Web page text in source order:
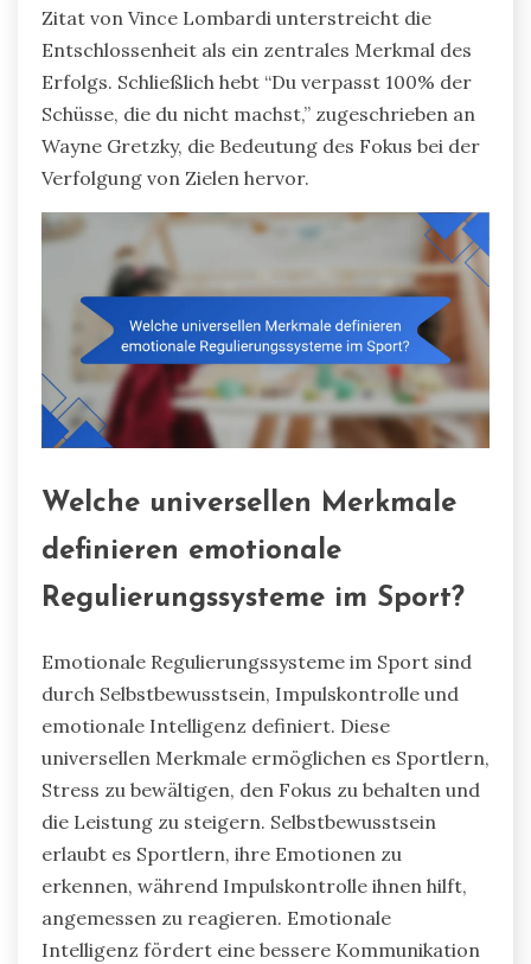
Zitat von Vince Lombardi unterstreicht die
Entschlossenheit als ein zentrales Merkmal des
Erfolgs. Schließlich hebt “Du verpasst 100% der
Schüsse, die du nicht machst,” zugeschrieben an
Wayne Gretzky, die Bedeutung des Fokus bei der
Verfolgung von Zielen hervor.
Welche universellen Merkmale
definieren emotionale
Regulierungssysteme im Sport?
Emotionale Regulierungssysteme im Sport sind
durch Selbstbewusstsein, Impulskontrolle und
emotionale Intelligenz definiert. Diese
universellen Merkmale ermöglichen es Sportlern,
Stress zu bewältigen, den Fokus zu behalten und
die Leistung zu steigern. Selbstbewusstsein
erlaubt es Sportlern, ihre Emotionen zu
erkennen, während Impulskontrolle ihnen hilft,
angemessen zu reagieren. Emotionale
Intelligenz fördert eine bessere Kommunikation